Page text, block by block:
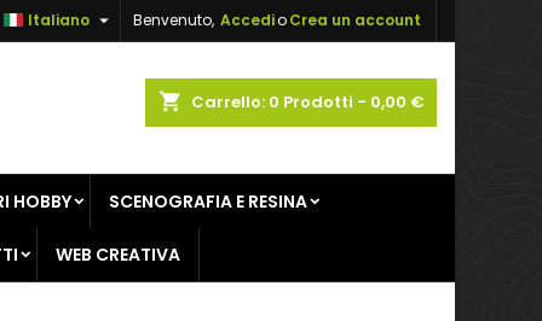
Benvenuto, AccedioCrea un account
Italiano 
shopping_cart Carrello: 0 Prodotti - 0,00 €
HOBBY SCENOGRAFIA E RESINA
WEB CREATIVA